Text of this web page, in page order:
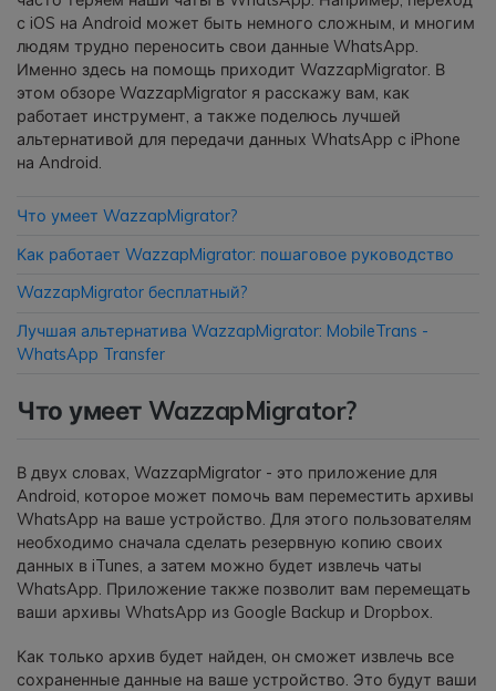
фотографии, видео и многое
другое со смартфона на смартфон,
со смартфона на ПК и наоборот.
Резервное копирование и
восстановление
18+ типов данных и данных
восстанавливайте резервные
копии.
Перенос плейлистов
Переносите музыкальные
плейлисты с одного потокового
Приложение
Mutsapper
WhatsApp Business без сброса
настроек к заводским.
с iOS на Android может быть немного сложным, и многим
людям трудно переносить свои данные WhatsApp.
Именно здесь на помощь приходит WazzapMigrator. В
этом обзоре WazzapMigrator я расскажу вам, как
работает инструмент, а также поделюсь лучшей
альтернативой для передачи данных WhatsApp с iPhone
на Android.
Что умеет WazzapMigrator?
Как работает WazzapMigrator: пошаговое руководство
WazzapMigrator бесплатный?
Лучшая альтернатива WazzapMigrator: MobileTrans -
WhatsApp Transfer
Что умеет WazzapMigrator?
В двух словах, WazzapMigrator - это приложение для
Android, которое может помочь вам переместить архивы
WhatsApp на ваше устройство. Для этого пользователям
необходимо сначала сделать резервную копию своих
данных в iTunes, а затем можно будет извлечь чаты
WhatsApp. Приложение также позволит вам перемещать
ваши архивы WhatsApp из Google Backup и Dropbox.
Как только архив будет найден, он сможет извлечь все
сохраненные данные на ваше устройство. Это будут ваши